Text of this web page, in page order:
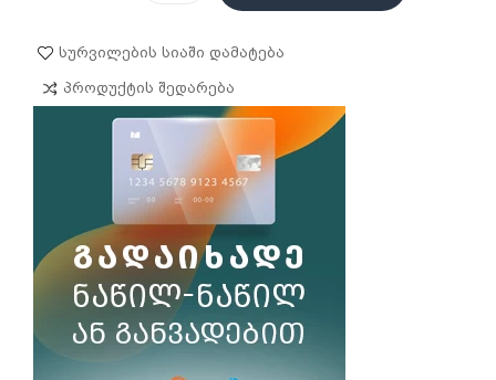
Სურვილების Სიაში Დამატება
Პროდუქტის Შედარება